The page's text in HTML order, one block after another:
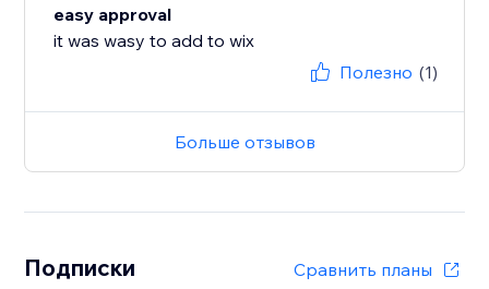
easy approval
it was wasy to add to wix
Полезно (1)
Больше отзывов
Подписки Сравнить планы